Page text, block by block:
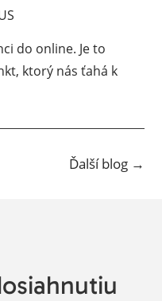
do online. Je to
ktorý nás ťahá k
Ďalší blog→